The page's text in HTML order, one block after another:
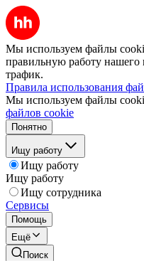
Мы используем файлы
правильную работу нашего
трафик.
Правила использования
Мы используем файлы
файлов cookie
Понятно
Ищу работу
Ищу работу
Ищу работу
Ищу сотрудника
Сервисы
Помощь
Ещё
Поиск